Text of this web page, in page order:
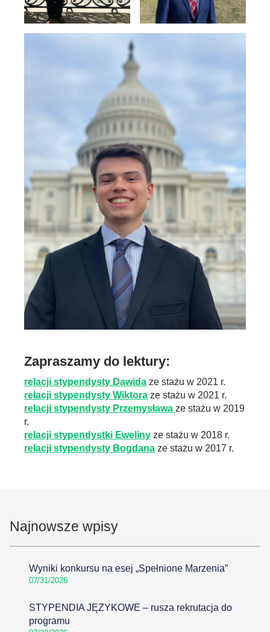
Zapraszamy do lektury:
relacji stypendysty Dawida ze stażu w 2021 r.
relacji stypendysty Wiktora ze stażu w 2021 r.
relacji stypendysty Przemysława ze stażu w 2019
r.
relacji stypendystki Eweliny ze stażu w 2018 r.
relacji stypendysty Bogdana ze stażu w 2017 r.
Najnowsze wpisy
Wyniki konkursu na esej „Spełnione Marzenia”
07/31/2026
STYPENDIA JĘZYKOWE – rusza rekrutacja do
programu